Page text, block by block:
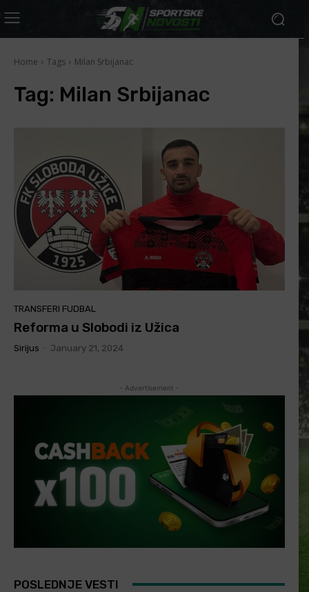
Home Tags Milan Srbijanac
Tag: Milan Srbijanac
TRANSFERI FUDBAL
Reforma u Slobodi iz Užica
Sirijus January 21, 2024
- Advertisement -
POSLEDNJE VESTI